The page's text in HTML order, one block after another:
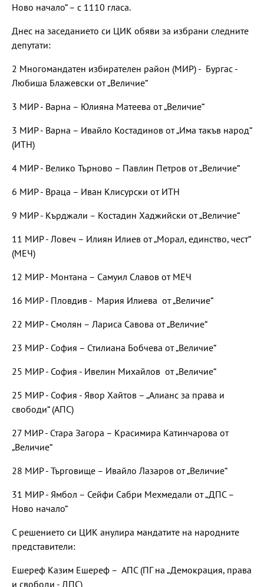
Ново начало“ – с 1110 гласа.
Днес на заседанието си ЦИК обяви за избрани следните
депутати:
2 Многомандатен избирателен район (МИР) - Бургас -
Любиша Блажевски от „Величие“
3 МИР - Варна – Юлияна Матеева от „Величие“
3 МИР - Варна – Ивайло Костадинов от „Има такъв народ“
(ИТН)
4 МИР - Велико Търново – Павлин Петров от „Величие“
6 МИР - Враца – Иван Клисурски от ИТН
9 МИР - Кърджали – Костадин Хаджийски от „Величие“
11 МИР - Ловеч – Илиян Илиев от „Морал, единство, чест“
(МЕЧ)
12 МИР - Монтана – Самуил Славов от МЕЧ
16 МИР - Пловдив - Мария Илиева от „Величие“
22 МИР - Смолян – Лариса Савова от „Величие“
23 МИР - София – Стилиана Бобчева от „Величие“
25 МИР - София - Ивелин Михайлов от „Величие“
25 МИР - София - Явор Хайтов – „Алианс за права и
свободи“ (АПС)
27 МИР - Стара Загора – Красимира Катинчарова от
„Величие“
28 МИР - Търговище – Ивайло Лазаров от „Величие“
31 МИР - Ямбол – Сейфи Сабри Мехмедали от „ДПС –
Ново начало“
С решението си ЦИК анулира мандатите на народните
представители:
Ешереф Казим Ешереф – АПС (ПГ на „Демокрация, права
и свободи - ДПС)